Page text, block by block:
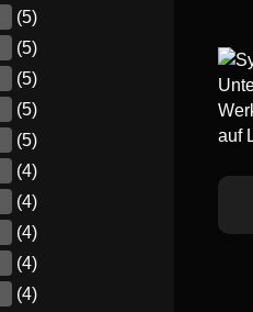
auf
(5)
(5)
(5)
(5)
(5)
(4)
(4)
(4)
(4)
(4)